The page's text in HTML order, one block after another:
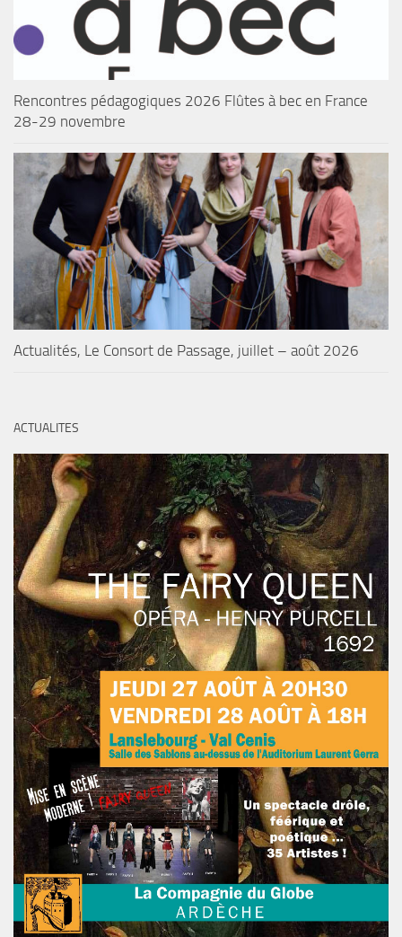
Rencontres pédagogiques 2026 Flûtes à bec en France
28-29 novembre
Actualités, Le Consort de Passage, juillet – août 2026
ACTUALITES